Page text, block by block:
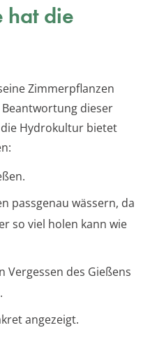
hat die
Zimmerpflanzen
dieser
Hydrokultur bietet
passgenau wässern, da
so viel holen kann wie
Vergessen des Gießens
angezeigt.